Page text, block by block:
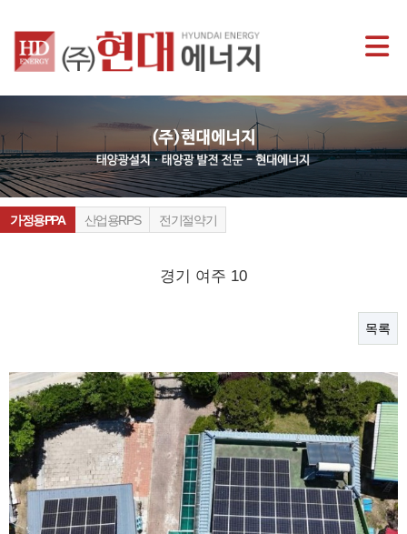
가정용PPA 산업용RPS 전기절약기
경기 여주 10
목록